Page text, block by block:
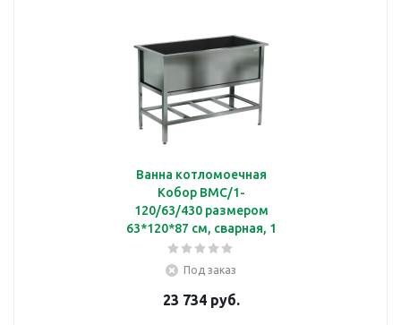
Ванна котломоечная
Кобор ВМС/1-
120/63/430 размером
63*120*87 см, сварная, 1
секционная, без борта
Под заказ
23 734 руб.